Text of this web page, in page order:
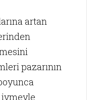
artan
pazarının